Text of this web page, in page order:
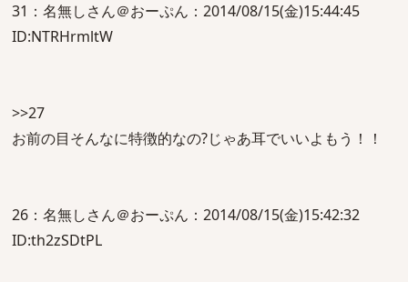
31：名無しさん＠おーぷん：2014/08/15(金)15:44:45
ID:NTRHrmltW
>>27
お前の目そんなに特徴的なの?じゃあ耳でいいよもう！！
26：名無しさん＠おーぷん：2014/08/15(金)15:42:32
ID:th2zSDtPL